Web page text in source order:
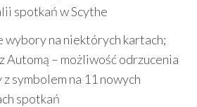
spotkań w Scythe
wybory na niektórych kartach;
Automą – możliwość odrzucenia
symbolem na 11 nowych
spotkań